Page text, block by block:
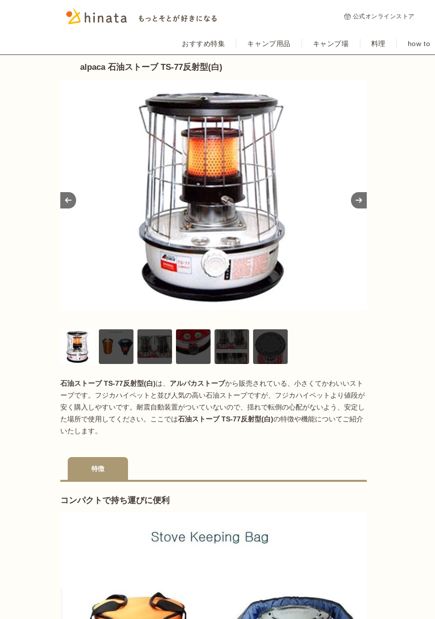
公式オンラインストア
おすすめ特集 キャンプ用品 キャンプ場 料理 how to
alpaca 石油ストーブ TS-77反射型(白)
石油ストーブ TS-77反射型(白)は、 アルパカストーブから販売されている、小さくてかわいいスト
ーブです。フジカハイペットと並び人気の高い石油ストーブですが、フジカハイペットより値段が
安く購入しやすいです。耐震自動装置がついていないので、揺れで転倒の心配がないよう、安定し
た場所で使用してください。ここでは石油ストーブ TS-77反射型(白)の特徴や機能についてご紹介
いたします。
特徴
コンパクトで持ち運びに便利